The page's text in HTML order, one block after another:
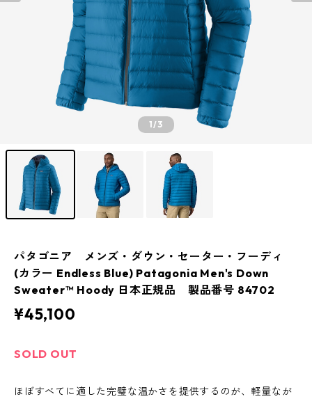
1/3
パタゴニア メンズ・ダウン・セーター・フーディ
(カラー Endless Blue) Patagonia Men's Down
Sweater™ Hoody 日本正規品 製品番号 84702
¥45,100
SOLD OUT
ほぼすべてに適した完璧な温かさを提供するのが、軽量なが